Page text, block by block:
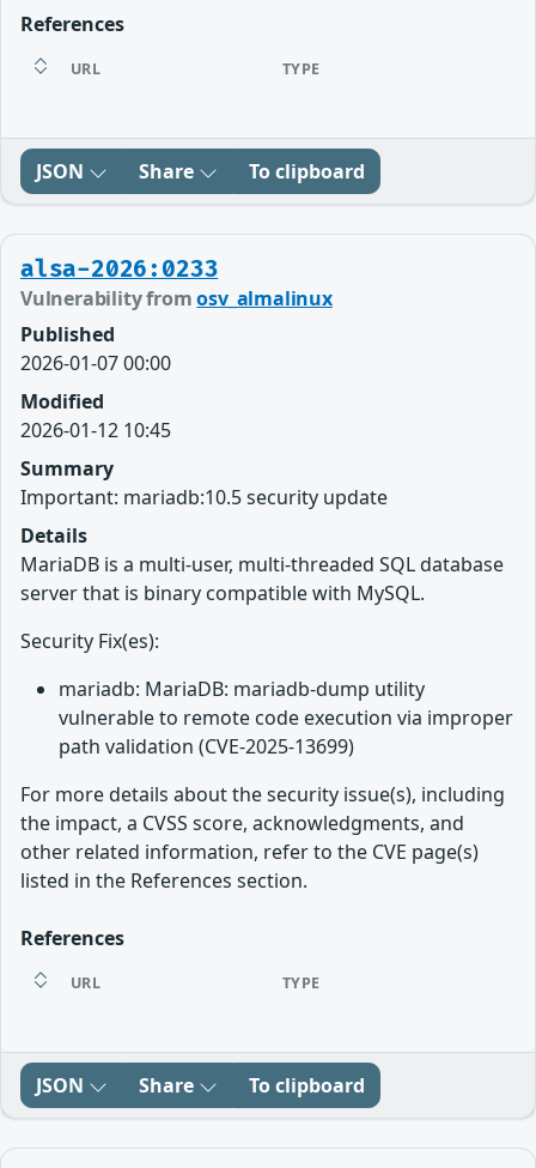
References
URL TYPE
JSON Share To clipboard
alsa-2026:0233
Vulnerability fromosv_almalinux
Published
2026-01-07 00:00
Modified
2026-01-12 10:45
Summary
Important: mariadb:10.5 security update
Details
MariaDB is a multi-user, multi-threaded SQL database
server that is binary compatible with MySQL.
Security Fix(es):
mariadb: MariaDB: mariadb-dump utility
vulnerable to remote code execution via improper
path validation (CVE-2025-13699)
For more details about the security issue(s), including
the impact, a CVSS score, acknowledgments, and
other related information, refer to the CVE page(s)
listed in the References section.
References
URL TYPE
JSON Share To clipboard